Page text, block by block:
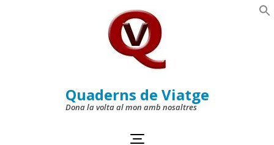
Quaderns de Viatge
Dona la volta al mon amb nosaltres